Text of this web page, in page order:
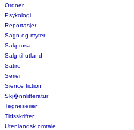
Ordner
Psykologi
Reportasjer
Sagn og myter
Sakprosa
Salg til utland
Satire
Serier
Sience fiction
Skj�nnlitteratur
Tegneserier
Tidsskrifter
Utenlandsk omtale